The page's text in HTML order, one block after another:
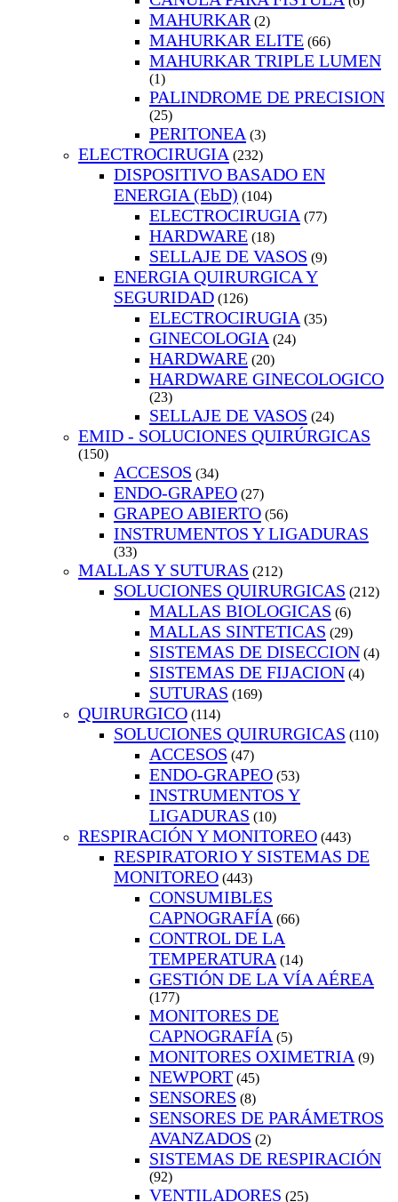
MAHURKAR (2)
MAHURKAR ELITE (66)
MAHURKAR TRIPLE LUMEN
(1)
PALINDROME DE PRECISION
(25)
PERITONEA (3)
ELECTROCIRUGIA (232)
DISPOSITIVO BASADO EN
ENERGIA (EbD) (104)
ELECTROCIRUGIA (77)
HARDWARE (18)
SELLAJE DE VASOS (9)
ENERGIA QUIRURGICA Y
SEGURIDAD (126)
ELECTROCIRUGIA (35)
GINECOLOGIA (24)
HARDWARE (20)
HARDWARE GINECOLOGICO
(23)
SELLAJE DE VASOS (24)
EMID - SOLUCIONES QUIRÚRGICAS
(150)
ACCESOS (34)
ENDO-GRAPEO (27)
GRAPEO ABIERTO (56)
INSTRUMENTOS Y LIGADURAS
(33)
MALLAS Y SUTURAS (212)
SOLUCIONES QUIRURGICAS (212)
MALLAS BIOLOGICAS (6)
MALLAS SINTETICAS (29)
SISTEMAS DE DISECCION (4)
SISTEMAS DE FIJACION (4)
SUTURAS (169)
QUIRURGICO (114)
SOLUCIONES QUIRURGICAS (110)
ACCESOS (47)
ENDO-GRAPEO (53)
INSTRUMENTOS Y
LIGADURAS (10)
RESPIRACIÓN Y MONITOREO (443)
RESPIRATORIO Y SISTEMAS DE
MONITOREO (443)
CONSUMIBLES
CAPNOGRAFÍA (66)
CONTROL DE LA
TEMPERATURA (14)
GESTIÓN DE LA VÍA AÉREA
(177)
MONITORES DE
CAPNOGRAFÍA (5)
MONITORES OXIMETRIA (9)
NEWPORT (45)
SENSORES (8)
SENSORES DE PARÁMETROS
AVANZADOS (2)
SISTEMAS DE RESPIRACIÓN
(92)
VENTILADORES (25)